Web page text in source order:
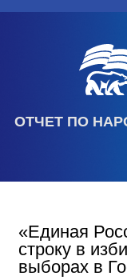
ОТЧЕТ ПО
«Единая
строку в
выборах в